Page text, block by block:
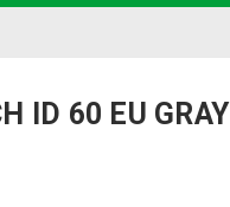
ID 60 EU GRAY